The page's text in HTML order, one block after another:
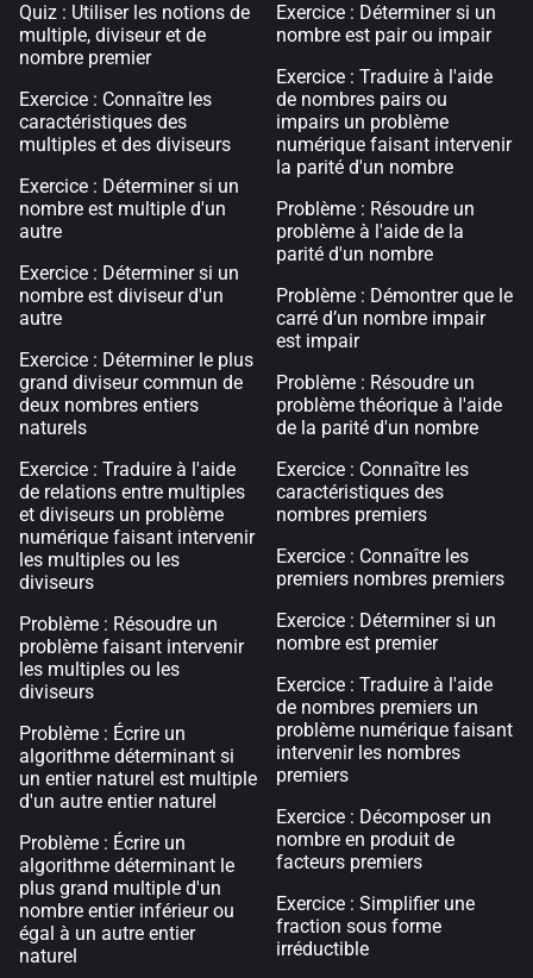
Quiz : Utiliser les notions de
multiple, diviseur et de
nombre premier
Exercice : Connaître les
caractéristiques des
multiples et des diviseurs
Exercice : Déterminer si un
nombre est multiple d'un
autre
Exercice : Déterminer si un
nombre est diviseur d'un
autre
Exercice : Déterminer le plus
grand diviseur commun de
deux nombres entiers
naturels
Exercice : Traduire à l'aide
de relations entre multiples
et diviseurs un problème
numérique faisant intervenir
les multiples ou les
diviseurs
Problème : Résoudre un
problème faisant intervenir
les multiples ou les
diviseurs
Problème : Écrire un
algorithme déterminant si
un entier naturel est multiple
d'un autre entier naturel
Problème : Écrire un
algorithme déterminant le
plus grand multiple d'un
nombre entier inférieur ou
égal à un autre entier
naturel
Exercice : Déterminer si un
nombre est pair ou impair
Exercice : Traduire à l'aide
de nombres pairs ou
impairs un problème
numérique faisant intervenir
la parité d'un nombre
Problème : Résoudre un
problème à l'aide de la
parité d'un nombre
Problème : Démontrer que le
carré d’un nombre impair
est impair
Problème : Résoudre un
problème théorique à l'aide
de la parité d'un nombre
Exercice : Connaître les
caractéristiques des
nombres premiers
Exercice : Connaître les
premiers nombres premiers
Exercice : Déterminer si un
nombre est premier
Exercice : Traduire à l'aide
de nombres premiers un
problème numérique faisant
intervenir les nombres
premiers
Exercice : Décomposer un
nombre en produit de
facteurs premiers
Exercice : Simplifier une
fraction sous forme
irréductible